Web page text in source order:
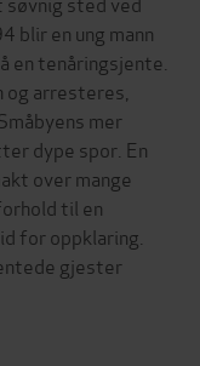
blir en ung mann
tenåringsjente.
arresteres,
mer
dype spor. En
over mange
til en
for oppklaring.
gjester